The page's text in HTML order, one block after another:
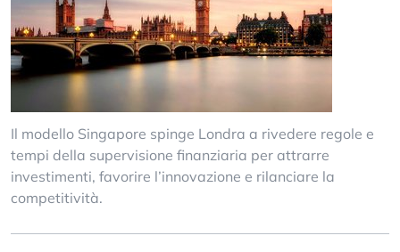
Il modello Singapore spinge Londra a rivedere regole e
tempi della supervisione finanziaria per attrarre
investimenti, favorire l’innovazione e rilanciare la
competitività.